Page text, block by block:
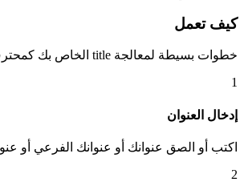
كيف تعمل
خطوات بسيطة لمعالجة title الخاص بك كمحترف
1
إدخال العنوان
اكتب أو الصق عنوانك أو عنوانك الفرعي أو
2